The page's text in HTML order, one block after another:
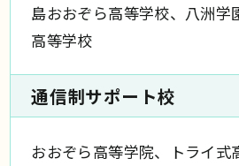
島おおぞら高等学校、八洲学
高等学校
通信制サポート校
おおぞら高等学院、トライ式